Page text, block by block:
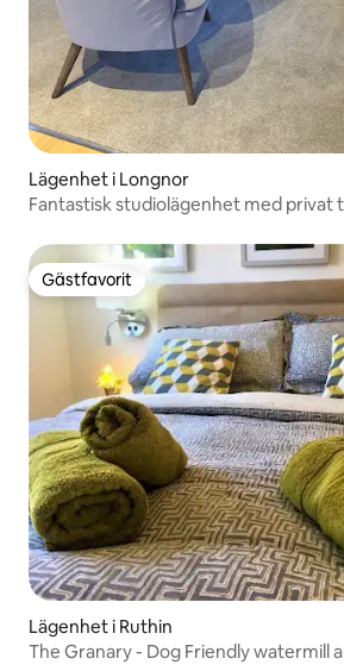
Lägenhet i Longnor
Fantastisk studiolägenhet med privat
Gästfavorit
Gästfavorit
Lägenhet i Ruthin
The Granary - Dog Friendly watermill